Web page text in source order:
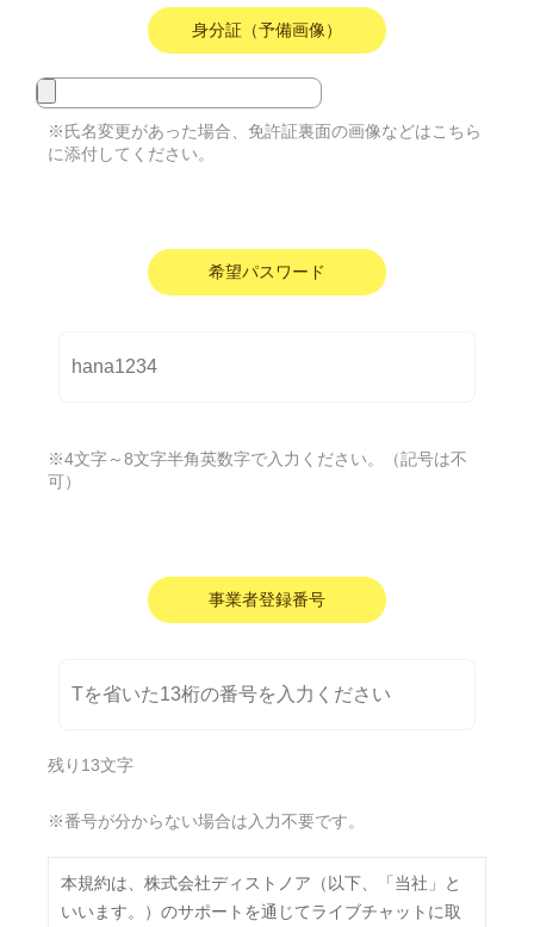
身分証（予備画像）
※氏名変更があった場合、免許証裏面の画像などはこちら
に添付してください。
希望パスワード
※4文字～8文字半角英数字で入力ください。（記号は不
可）
事業者登録番号
残り 13文字
※番号が分からない場合は入力不要です。
本規約は、株式会社ディストノア（以下、「当社」と
いいます。）のサポートを通じてライブチャットに取